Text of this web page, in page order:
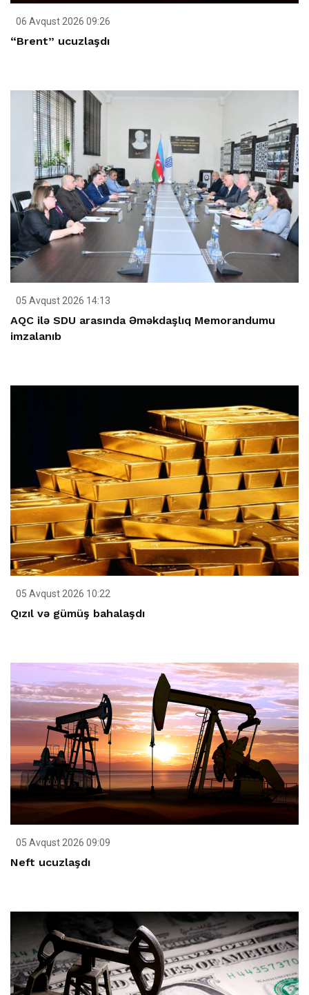
06 Avqust 2026 09:26
“Brent” ucuzlaşdı
05 Avqust 2026 14:13
AQC ilə SDU arasında Əməkdaşlıq Memorandumu
imzalanıb
05 Avqust 2026 10:22
Qızıl və gümüş bahalaşdı
05 Avqust 2026 09:09
Neft ucuzlaşdı